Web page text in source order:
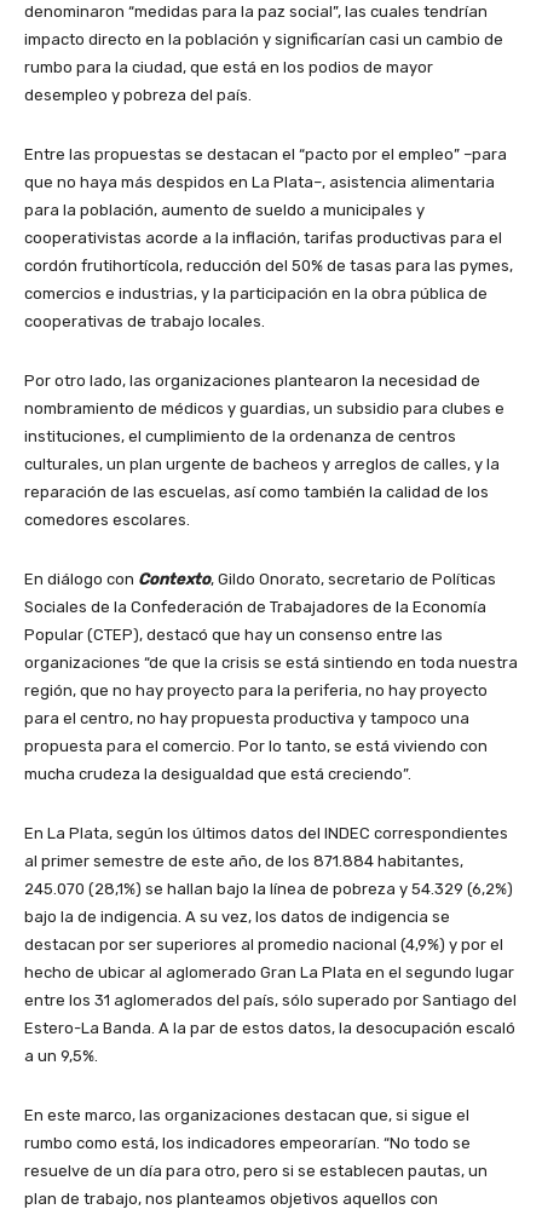
denominaron “medidas para la paz social”, las cuales tendrían
impacto directo en la población y significarían casi un cambio de
rumbo para la ciudad, que está en los podios de mayor
desempleo y pobreza del país.
Entre las propuestas se destacan el “pacto por el empleo” –para
que no haya más despidos en La Plata–, asistencia alimentaria
para la población, aumento de sueldo a municipales y
cooperativistas acorde a la inflación, tarifas productivas para el
cordón frutihortícola, reducción del 50% de tasas para las pymes,
comercios e industrias, y la participación en la obra pública de
cooperativas de trabajo locales.
Por otro lado, las organizaciones plantearon la necesidad de
nombramiento de médicos y guardias, un subsidio para clubes e
instituciones, el cumplimiento de la ordenanza de centros
culturales, un plan urgente de bacheos y arreglos de calles, y la
reparación de las escuelas, así como también la calidad de los
comedores escolares.
En diálogo con Contexto, Gildo Onorato, secretario de Políticas
Sociales de la Confederación de Trabajadores de la Economía
Popular (CTEP), destacó que hay un consenso entre las
organizaciones “de que la crisis se está sintiendo en toda nuestra
región, que no hay proyecto para la periferia, no hay proyecto
para el centro, no hay propuesta productiva y tampoco una
propuesta para el comercio. Por lo tanto, se está viviendo con
mucha crudeza la desigualdad que está creciendo”.
En La Plata, según los últimos datos del INDEC correspondientes
al primer semestre de este año, de los 871.884 habitantes,
245.070 (28,1%) se hallan bajo la línea de pobreza y 54.329 (6,2%)
bajo la de indigencia. A su vez, los datos de indigencia se
destacan por ser superiores al promedio nacional (4,9%) y por el
hecho de ubicar al aglomerado Gran La Plata en el segundo lugar
entre los 31 aglomerados del país, sólo superado por Santiago del
Estero-La Banda. A la par de estos datos, la desocupación escaló
a un 9,5%.
En este marco, las organizaciones destacan que, si sigue el
rumbo como está, los indicadores empeorarían. “No todo se
resuelve de un día para otro, pero si se establecen pautas, un
plan de trabajo, nos planteamos objetivos aquellos con